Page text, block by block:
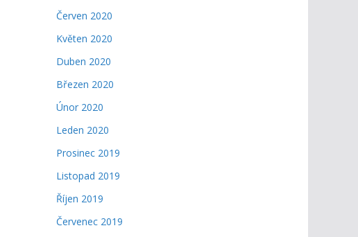
Červen 2020
Květen 2020
Duben 2020
Březen 2020
Únor 2020
Leden 2020
Prosinec 2019
Listopad 2019
Říjen 2019
Červenec 2019